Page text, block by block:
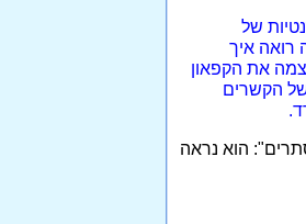
של
רואה איך
את הקפאון
הקשרים
הוא נראה